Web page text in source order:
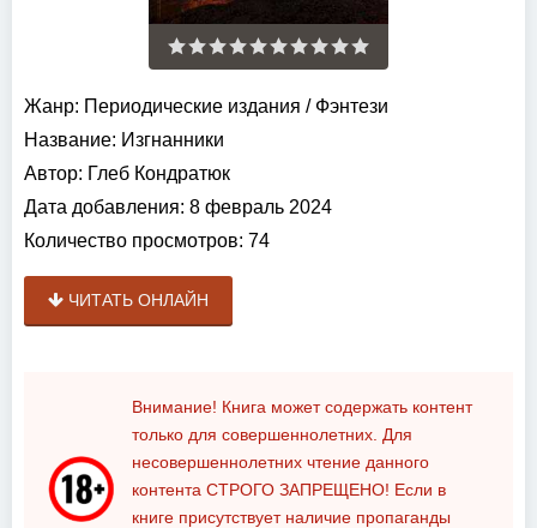
Жанр: Периодические издания / Фэнтези
Название: Изгнанники
Автор: Глеб Кондратюк
Дата добавления: 8 февраль 2024
Количество просмотров: 74
ЧИТАТЬ ОНЛАЙН
Внимание! Книга может содержать контент
только для совершеннолетних. Для
несовершеннолетних чтение данного
контента СТРОГО ЗАПРЕЩЕНО! Если в
книге присутствует наличие пропаганды